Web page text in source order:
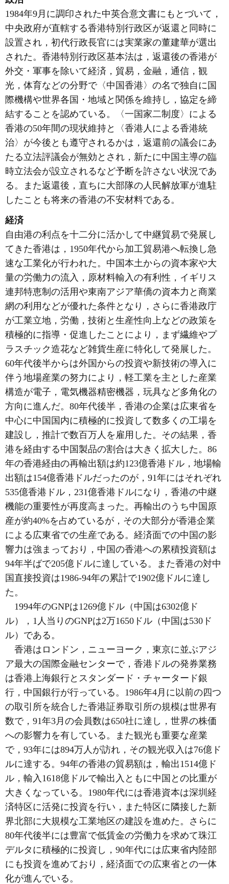
1984年9月に調印された中英合意文書にもとづいて，
中央政府が直轄する香港特別行政区が返還と同時に
設置され，初代行政長官には実業家の董建華が選出
された。香港特別行政区基本法は，返還後の香港が
外交・軍事を除いて経済，貿易，金融，通信，観
光，体育などの分野で〈中国香港〉の名で独自に国
際機構や世界各国・地域と関係を維持し，協定を締
結することを認めている。〈一国家二制度〉による
香港の50年間の現状維持と〈香港人による香港統
治〉が今後とも遵守されるかは，返還前の議会にあ
たる立法評議会が無効とされ，新たに中国主導の臨
時立法会が設立されるなど予断を許さない状況であ
る。また返還後，直ちに大部隊の人民解放軍が進駐
したことも将来の香港の不安材料である。
経済
自由港の利点を十二分に活かして中継貿易で発展し
てきた香港は，1950年代から加工貿易港へ転換し急
速な工業化が行われた。中国本土からの資本家や大
量の労働力の流入，原材料輸入の有利性，イギリス
連邦特恵制の活用や東南アジア華僑の資本力と商業
網の利用などが優れた条件となり，さらに香港政庁
が工業立地，労働，技術と生産性向上などの政策を
積極的に指導・促進したことにより，まず繊維やプ
ラスチック造花など雑貨生産に特化して発展した。
60年代後半からは外国からの投資や新技術の導入に
伴う地場産業の努力により，軽工業を主とした産業
構造が電子，電気機器精密機器，玩具など多角化の
方向に進んだ。80年代後半，香港の企業は広東省を
中心に中国国内に積極的に投資して数多くの工場を
建設し，推計で数百万人を雇用した。その結果，香
港を経由する中国製品の割合は大きく拡大した。86
年の香港経由の再輸出額は約123億香港ドル，地場輸
出額は154億香港ドルだったのが，91年にはそれぞれ
535億香港ドル，231億香港ドルになり，香港の中継
機能の重要性が再度高まった。再輸出のうち中国原
産が約40%を占めているが，その大部分が香港企業
による広東省での生産である。経済面での中国の影
響力は強まっており，中国の香港への累積投資額は
94年半ばで205億ドルに達している。また香港の対中
国直接投資は1986-94年の累計で1902億ドルに達し
た。
1994年のGNPは1269億ドル（中国は6302億ド
ル），1人当りのGNPは2万1650ドル（中国は530ド
ル）である。
香港はロンドン，ニューヨーク，東京に並ぶアジ
ア最大の国際金融センターで，香港ドルの発券業務
は香港上海銀行とスタンダード・チャータード銀
行，中国銀行が行っている。1986年4月に以前の四つ
の取引所を統合した香港証券取引所の規模は世界有
数で，91年3月の会員数は650社に達し，世界の株価
への影響力を有している。また観光も重要な産業
で，93年には894万人が訪れ，その観光収入は76億ド
ルに達する。94年の香港の貿易額は，輸出1514億ド
ル，輸入1618億ドルで輸出入ともに中国との比重が
大きくなっている。1980年代には香港資本は深圳経
済特区に活発に投資を行い，また特区に隣接した新
界北部に大規模な工業地区の建設を進めた。さらに
80年代後半には豊富で低賃金の労働力を求めて珠江
デルタに積極的に投資し，90年代には広東省内陸部
にも投資を進めており，経済面での広東省との一体
化が進んでいる。